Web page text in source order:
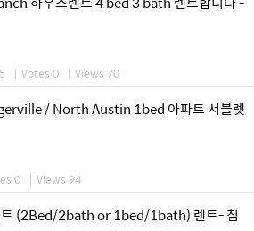
| Votes 0 | Views 70
/ North Austin 1bed 아파트 서블렛
0 | Views 94
트 (2Bed/2bath or 1bed/1bath) 렌트- 침